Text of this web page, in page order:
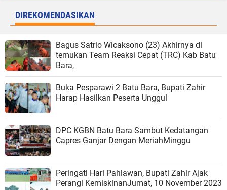
DIREKOMENDASIKAN
Bagus Satrio Wicaksono (23) Akhirnya di
temukan Team Reaksi Cepat (TRC) Kab Batu
Bara,
Buka Pesparawi 2 Batu Bara, Bupati Zahir
Harap Hasilkan Peserta Unggul
DPC KGBN Batu Bara Sambut Kedatangan
Capres Ganjar Dengan MeriahMinggu
Peringati Hari Pahlawan, Bupati Zahir Ajak
Perangi KemiskinanJumat, 10 November 2023